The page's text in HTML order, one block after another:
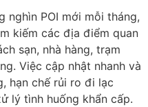
nghìn POI mới mỗi tháng,
kiếm các địa điểm quan
sạn, nhà hàng, trạm
Việc cập nhật nhanh và
hạn chế rủi ro đi lạc
lý tình huống khẩn cấp.